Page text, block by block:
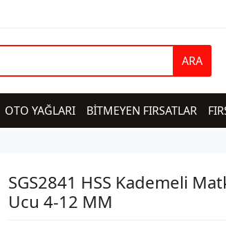
ARA
OTO YAĞLARI BİTMEYEN FIRSATLAR
SGS2841 HSS Kademeli
Ucu 4-12 MM